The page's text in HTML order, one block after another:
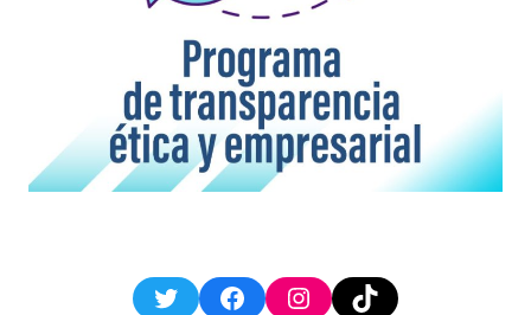
TwitterFacebookInstagram
TikTok